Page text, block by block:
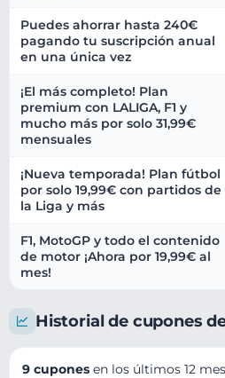
Puedes ahorrar hasta 240€
pagando tu suscripción anual
en una única vez
¡El más completo! Plan
premium con LALIGA, F1 y
mucho más por solo 31,99€
mensuales
¡Nueva temporada! Plan fútbol
por solo 19,99€ con partidos de
la Liga y más
F1, MotoGP y todo el contenido
de motor ¡Ahora por 19,99€ al
mes!
Historial de cupones
9 cupones en los últimos 12